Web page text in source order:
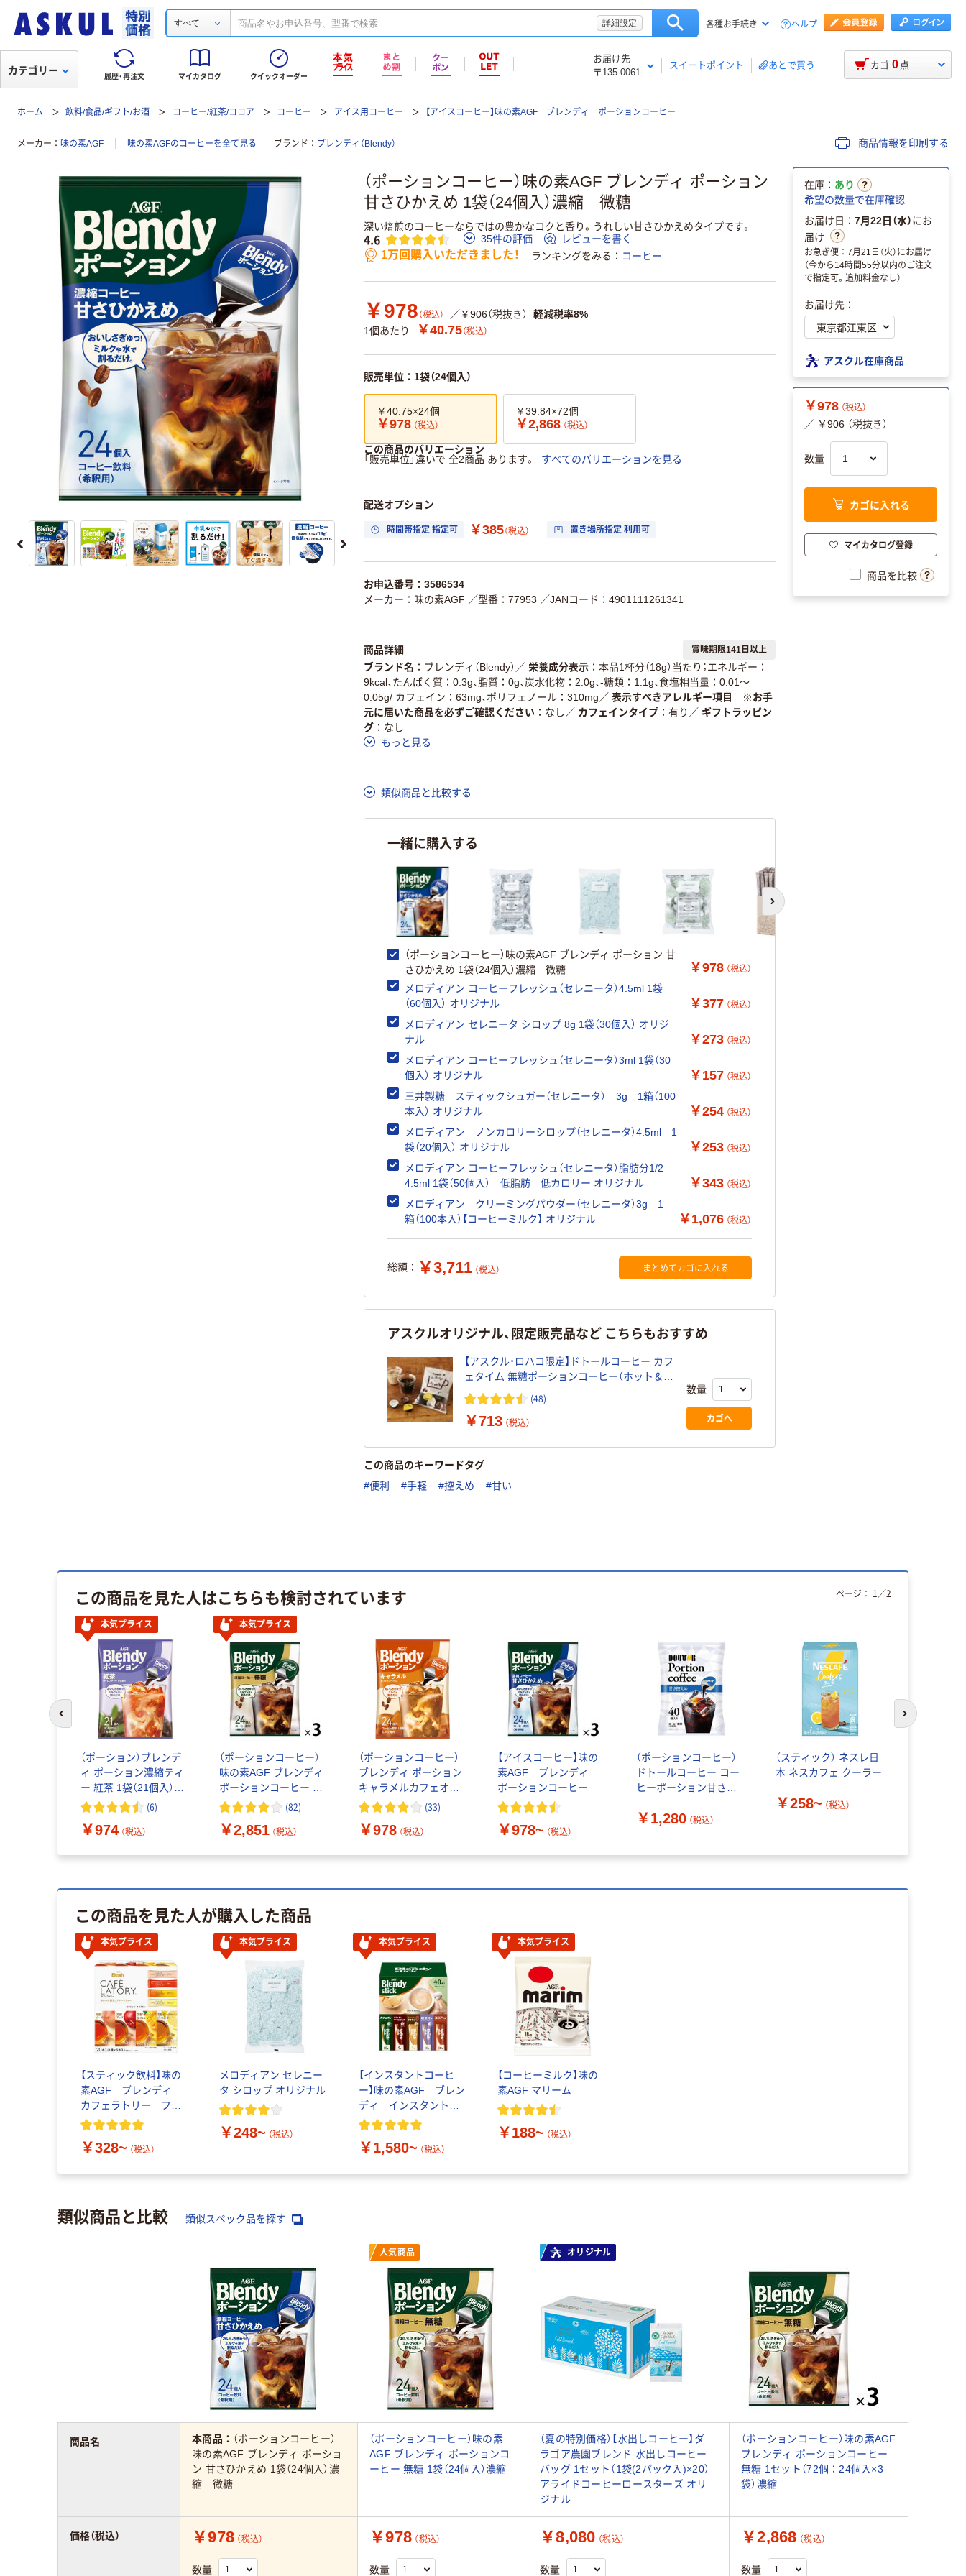
すべて 詳細設定 各種お手続き ヘルプ
履歴・再注文 マイカタログ クイックオーダー
お届け先
〒135-0061
スイートポイント あとで買う
カテゴリー カゴ 0 点
ホーム 飲料/食品/ギフト/お酒 コーヒー/紅茶/ココア コーヒー アイス用コーヒー 【アイスコーヒー】味の素AGF ブレンディ ポーションコーヒー
メーカー 味の素AGF 味の素AGFのコーヒーを全て見る ブランド ブレンディ（Blendy） 商品情報を印刷する
（ポーションコーヒー）味の素AGF ブレンディ ポーション
甘さひかえめ 1袋（24個入）濃縮 微糖
深い焙煎のコーヒーならではの豊かなコクと香り。うれしい甘さひかえめタイプです。
4.6 35件の評価 レビューを書く
1万回購入いただきました！ ランキングをみる コーヒー
￥978 （税込） ／￥906（税抜き）
軽減税率8%
1個あたり
￥40.75（税込）
販売単位：1袋（24個入）
￥40.75×24個
￥978 （税込）
￥39.84×72個
￥2,868 （税込）
この商品のバリエーション
「販売単位」違いで 全2商品 あります。
すべてのバリエーションを見る
配送オプション
時間帯指定 指定可 ￥385（税込） 置き場所指定 利用可
お申込番号：3586534
メーカー：味の素AGF ／型番：77953 ／JANコード：4901111261341
商品詳細 賞味期限141日以上
ブランド名 ブレンディ（Blendy） ／ 栄養成分表示
本品1杯分（18g）当たり；エネルギー：
9kcal、たんぱく質：0.3g、脂質：0g、炭水化物：2.0g、-糖類：1.1g、食塩相当量：0.01～
0.05g/ カフェイン：63mg、ポリフェノール：310mg ／ 表示すべきアレルギー項目 ※お手
元に届いた商品を必ずご確認ください
なし ／ カフェインタイプ 有り ／ ギフトラッピン
グ
なし
もっと見る
類似商品と比較する
一緒に購入する
次のスライドへ
（ポーションコーヒー）味の素AGF ブレンディ ポーション 甘
さひかえめ 1袋（24個入）濃縮 微糖
￥978 （税込）
メロディアン コーヒーフレッシュ（セレニータ）4.5ml 1袋
（60個入） オリジナル
￥377 （税込）
メロディアン セレニータ シロップ 8g 1袋（30個入） オリジ
ナル
￥273 （税込）
メロディアン コーヒーフレッシュ（セレニータ）3ml 1袋（30
個入） オリジナル
￥157 （税込）
三井製糖 スティックシュガー（セレニータ） 3g 1箱（100
本入） オリジナル
￥254 （税込）
メロディアン ノンカロリーシロップ（セレニータ）4.5ml 1
袋（20個入） オリジナル
￥253 （税込）
メロディアン コーヒーフレッシュ（セレニータ）脂肪分1/2
4.5ml 1袋（50個入） 低脂肪 低カロリー オリジナル
￥343 （税込）
メロディアン クリーミングパウダー（セレニータ）3g 1
箱（100本入）【コーヒーミルク】 オリジナル
￥1,076 （税込）
総額： ￥3,711 （税込） まとめてカゴに入れる
アスクルオリジナル、限定販売品など こちらもおすすめ
【アスクル・ロハコ限定】ドトールコーヒー カフ
ェタイム 無糖ポーションコーヒー（ホット＆ア
(48)
￥713 （税込）
数量
カゴへ
この商品のキーワードタグ
#便利 #手軽 #控えめ #甘い
在庫： あり
希望の数量で在庫確認
お届け日： 7月22日（水）にお
届け
お急ぎ便：7月21日（火）にお届け
（今から14時間55分以内のご注文
で指定可。追加料金なし）
お届け先：
アスクル在庫商品
￥978 （税込）
／ ￥906 （税抜き）
数量
カゴに入れる
マイカタログ登録
商品を比較
この商品を見た人はこちらも検討されています
本気プライス
（ポーション）ブレンデ
ィ ポーション濃縮ティ
ー 紅茶 1袋（21個入）
アイスティー ティー
(6)
￥974 （税込）
本気プライス
（ポーションコーヒー）
味の素AGF ブレンディ
ポーションコーヒー 無
糖 1セット（72個：24個
(82)
￥2,851 （税込）
（ポーションコーヒー）
ブレンディ ポーション
キャラメルカフェオレ
ベース 1袋（24個入）
(33)
￥978 （税込）
【アイスコーヒー】味の
素AGF ブレンディ
ポーションコーヒー
￥978~ （税込）
（ポーションコーヒー）
ドトールコーヒー コー
ヒーポーション甘さ控
糖 濃縮
￥1,280 （税込）
（スティック） ネスレ日
本 ネスカフェ クーラー
￥258~ （税込）
ページ： 1 ／2
前のスライドへ 次のスライド
この商品を見た人が購入した商品
本気プライス
【スティック飲料】味の
素AGF ブレンディ
カフェラトリー フル
ーツティー
￥328~ （税込）
本気プライス
メロディアン セレニー
タ シロップ オリジナル
￥248~ （税込）
本気プライス
【インスタントコーヒ
ー】味の素AGF ブレン
ディ インスタントコ
ーヒー スティック
￥1,580~ （税込）
本気プライス
【コーヒーミルク】味の
素AGF マリーム
￥188~ （税込）
類似商品と比較 類似スペック品を探す
人気商品 オリジナル
商品名 本商品： （ポーションコーヒー）
味の素AGF ブレンディ ポーショ
ン 甘さひかえめ 1袋（24個入）濃
縮 微糖
（ポーションコーヒー）味の素
AGF ブレンディ ポーションコ
ーヒー 無糖 1袋（24個入）濃縮
（夏の特別価格）【水出しコーヒー】ダ
ラゴア農園ブレンド 水出しコーヒー
バッグ 1セット（1袋(2パック入)×20）
アライドコーヒーロースターズ オリ
ジナル
（ポーションコーヒー）味の素AGF
ブレンディ ポーションコーヒー
無糖 1セット（72個：24個入×3
袋）濃縮
価格（税込） ￥978 （税込）
数量
￥978 （税込）
数量
￥8,080 （税込）
数量
￥2,868 （税込）
数量